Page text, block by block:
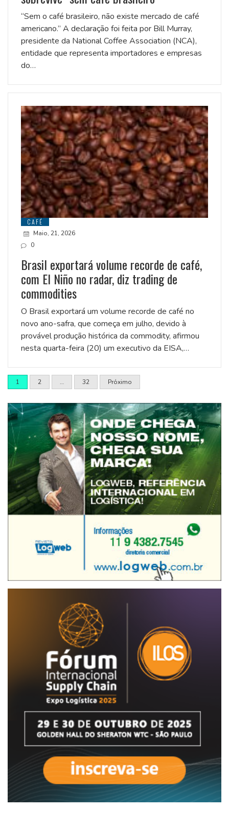
“Sem o café brasileiro, não existe mercado de café
americano.” A declaração foi feita por Bill Murray,
presidente da National Coffee Association (NCA),
entidade que representa importadores e empresas
do…
CAFÉ
Maio, 21, 2026
0
Brasil exportará volume recorde de café,
com El Niño no radar, diz trading de
commodities
O Brasil exportará um volume recorde de café no
novo ano-safra, que começa em julho, devido à
provável produção histórica da commodity, afirmou
nesta quarta-feira (20) um executivo da EISA,…
1 2 … 32 Próximo